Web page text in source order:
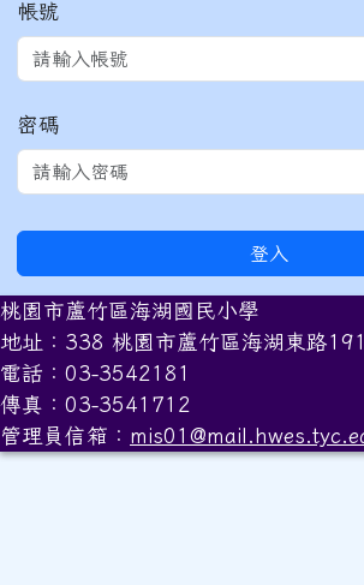
帳號
密碼
登入
桃園市蘆竹區海湖國民小學
地址：338 桃園市蘆竹區海湖東路
電話：03-3542181
傳真：03-3541712
管理員信箱：